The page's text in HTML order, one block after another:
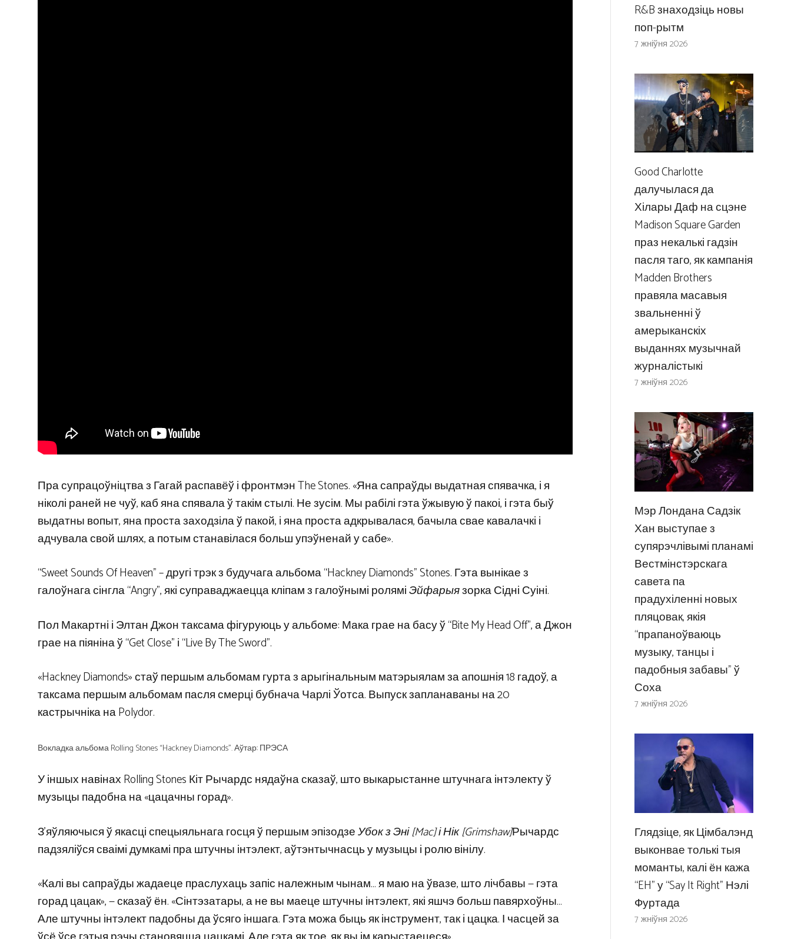
Пра супрацоўніцтва з Гагай распавёў і фронтмэн The Stones. «Яна сапраўды выдатная спявачка, і я
ніколі раней не чуў, каб яна спявала ў такім стылі. Не зусім. Мы рабілі гэта ўжывую ў пакоі, і гэта быў
выдатны вопыт, яна проста заходзіла ў пакой, і яна проста адкрывалася, бачыла свае кавалачкі і
адчувала свой шлях, а потым станавілася больш упэўненай у сабе».
“Sweet Sounds Of Heaven” – другі трэк з будучага альбома “Hackney Diamonds” Stones. Гэта вынікае з
галоўнага сінгла “Angry”, які суправаджаецца кліпам з галоўнымі роляміЭйфарыязорка Сідні Суіні.
Пол Макартні і Элтан Джон таксама фігуруюць у альбоме: Мака грае на басу ў “Bite My Head Off”, а Джон
грае на піяніна ў “Get Close” і “Live By The Sword”.
«Hackney Diamonds» стаў першым альбомам гурта з арыгінальным матэрыялам за апошнія 18 гадоў, а
таксама першым альбомам пасля смерці бубнача Чарлі Ўотса. Выпуск запланаваны на 20
кастрычніка на Polydor.
Вокладка альбома Rolling Stones “Hackney Diamonds”. Аўтар: ПРЭСА
У іншых навінах Rolling Stones Кіт Рычардс нядаўна сказаў, што выкарыстанне штучнага інтэлекту ў
музыцы падобна на «цацачны горад».
З’яўляючыся ў якасці спецыяльнага госця ў першым эпізодзеУбок з Эні [Mac] і Нік [Grimshaw]Рычардс
падзяліўся сваімі думкамі пра штучны інтэлект, аўтэнтычнасць у музыцы і ролю вінілу.
«Калі вы сапраўды жадаеце праслухаць запіс належным чынам… я маю на ўвазе, што лічбавы — гэта
горад цацак», — сказаў ён. «Сінтэзатары, а не вы маеце штучны інтэлект, які яшчэ больш павярхоўны…
Але штучны інтэлект падобны да ўсяго іншага. Гэта можа быць як інструмент, так і цацка. І часцей за
R&B знаходзіць новы
поп-рытм
7 жніўня 2026
Good Charlotte
далучылася да
Хілары Даф на сцэне
Madison Square Garden
праз некалькі гадзін
пасля таго, як кампанія
Madden Brothers
правяла масавыя
звальненні ў
амерыканскіх
выданнях музычнай
журналістыкі
7 жніўня 2026
Мэр Лондана Садзік
Хан выступае з
супярэчлівымі планамі
Вестмінстэрскага
савета па
прадухіленні новых
пляцовак, якія
“прапаноўваюць
музыку, танцы і
падобныя забавы” ў
Соха
7 жніўня 2026
Глядзіце, як Цімбалэнд
выконвае толькі тыя
моманты, калі ён кажа
“EH” у “Say It Right” Нэлі
Фуртада
7 жніўня 2026